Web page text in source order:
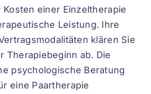
Kosten einer Einzeltherapie
Leistung. Ihre
klären Sie
Therapiebeginn ab. Die
psychologische Beratung
eine Paartherapie